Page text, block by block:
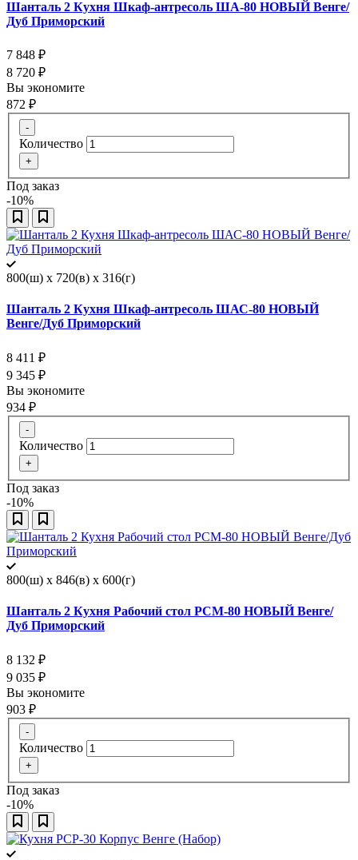
Шанталь 2 Кухня Шкаф-антресоль ША-80 НОВЫЙ Венге/
Дуб Приморский
7 848 ₽
8 720 ₽
Вы экономите
872 ₽
-
Количество
+
Под заказ
-10%
800(ш) x 720(в) x 316(г)
Шанталь 2 Кухня Шкаф-антресоль ШАС-80 НОВЫЙ
Венге/Дуб Приморский
8 411 ₽
9 345 ₽
Вы экономите
934 ₽
-
Количество
+
Под заказ
-10%
800(ш) x 846(в) x 600(г)
Шанталь 2 Кухня Рабочий стол РСМ-80 НОВЫЙ Венге/
Дуб Приморский
8 132 ₽
9 035 ₽
Вы экономите
903 ₽
-
Количество
+
Под заказ
-10%